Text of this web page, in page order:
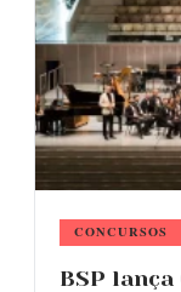
CONCURSOS
BSP